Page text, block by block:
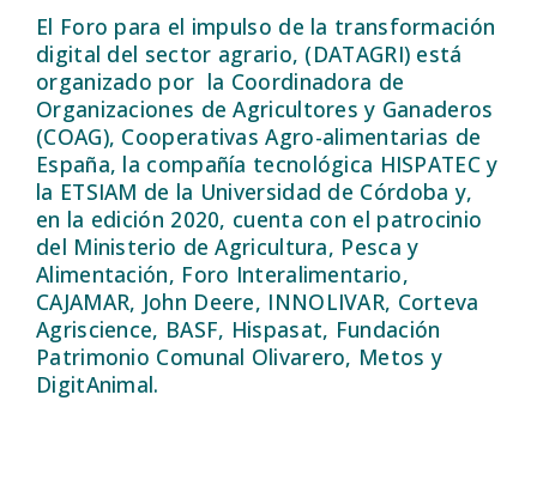
El Foro para el impulso de la transformación
digital del sector agrario, (DATAGRI) está
organizado por la Coordinadora de
Organizaciones de Agricultores y Ganaderos
(COAG), Cooperativas Agro-alimentarias de
España, la compañía tecnológica HISPATEC y
la ETSIAM de la Universidad de Córdoba y,
en la edición 2020, cuenta con el patrocinio
del Ministerio de Agricultura, Pesca y
Alimentación, Foro Interalimentario,
CAJAMAR, John Deere, INNOLIVAR, Corteva
Agriscience, BASF, Hispasat, Fundación
Patrimonio Comunal Olivarero, Metos y
DigitAnimal.